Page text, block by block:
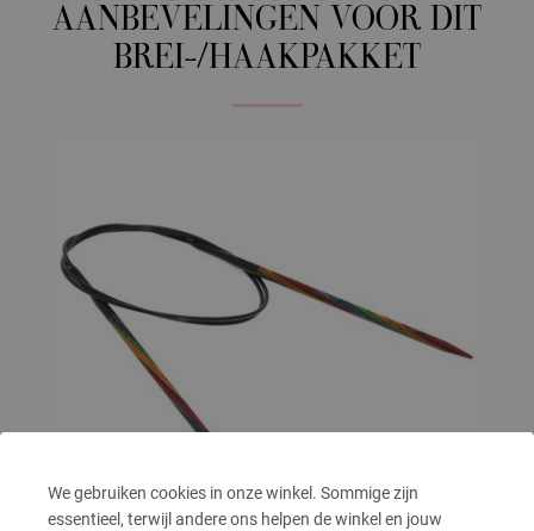
We gebruiken cookies in onze winkel. Sommige zijn
essentieel, terwijl andere ons helpen de winkel en jouw
AANBEVELINGEN VOOR DIT
BREI-/HAAKPAKKET